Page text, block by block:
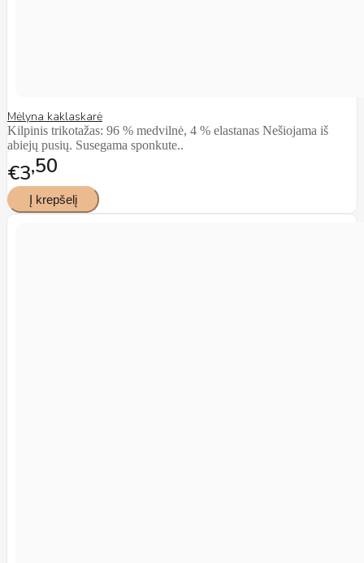
Mėlyna kaklaskarė
Kilpinis trikotažas: 96 % medvilnė, 4 % elastanas Nešiojama iš
abiejų pusių. Susegama sponkute..
€3 50